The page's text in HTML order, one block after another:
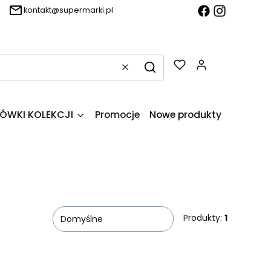
kontakt@supermarki.pl
WyczyśćSzukaj
KOLEKCJI Promocje Nowe produkty
Domyślne Produkty: 1